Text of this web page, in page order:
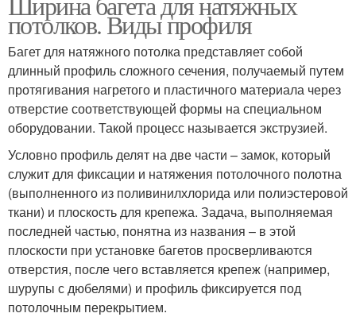
потолков. Виды профиля
Багет для натяжного потолка представляет собой
длинный профиль сложного сечения, получаемый путем
протягивания нагретого и пластичного материала через
отверстие соответствующей формы на специальном
оборудовании. Такой процесс называется экструзией.
Условно профиль делят на две части – замок, который
служит для фиксации и натяжения потолочного полотна
(выполненного из поливинилхлорида или полиэстеровой
ткани) и плоскость для крепежа. Задача, выполняемая
последней частью, понятна из названия – в этой
плоскости при установке багетов просверливаются
отверстия, после чего вставляется крепеж (например,
шурупы с дюбелями) и профиль фиксируется под
потолочным перекрытием.